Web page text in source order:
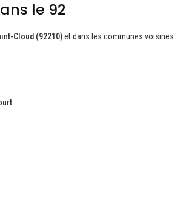
le 92
Cloud (92210)et dans les communes voisines